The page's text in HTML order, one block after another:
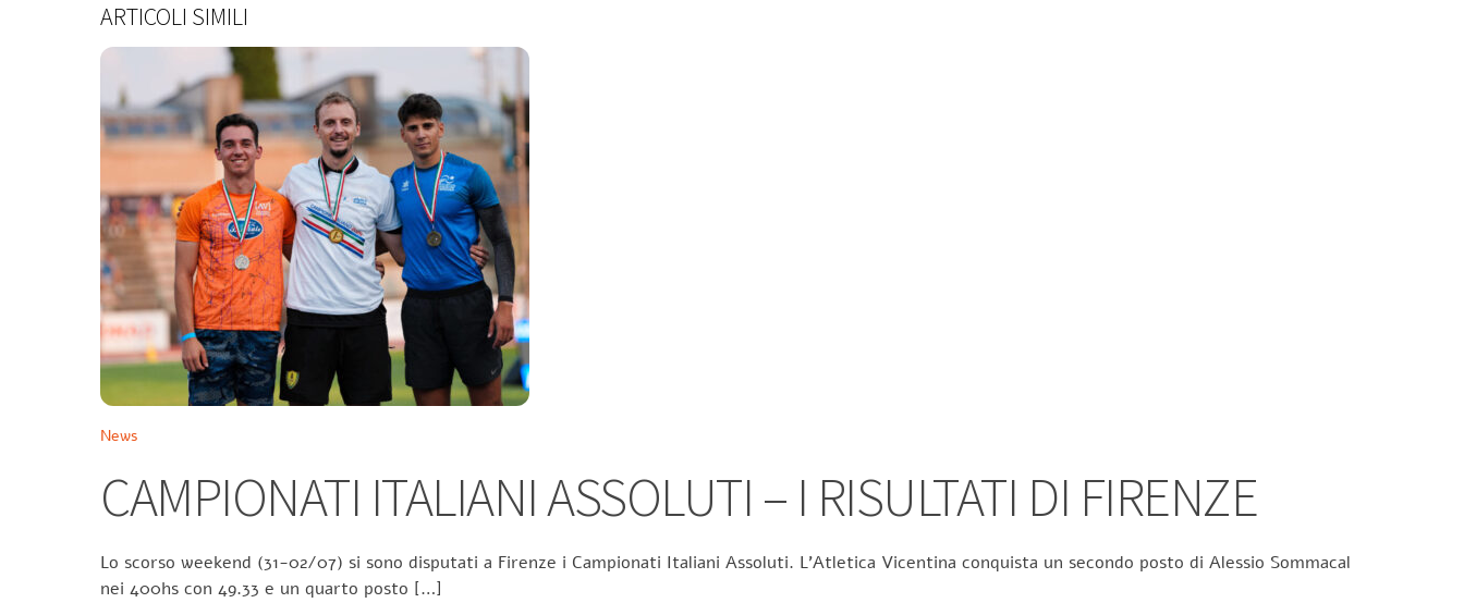
ARTICOLI SIMILI
News
CAMPIONATI ITALIANI ASSOLUTI – I RISULTATI DI FIRENZE
Lo scorso weekend (31-02/07) si sono disputati a Firenze i Campionati Italiani Assoluti. L’Atletica Vicentina conquista un secondo posto di Alessio Sommacal
nei 400hs con 49.33 e un quarto posto […]